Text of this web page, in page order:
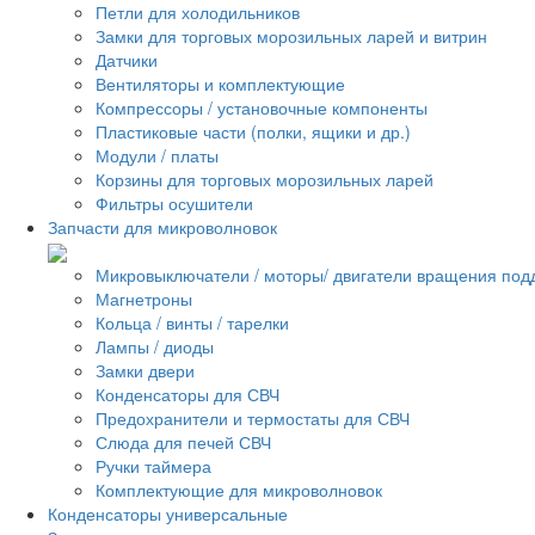
Петли для холодильников
Замки для торговых морозильных ларей и витрин
Датчики
Вентиляторы и комплектующие
Компрессоры / установочные компоненты
Пластиковые части (полки, ящики и др.)
Модули / платы
Корзины для торговых морозильных ларей
Фильтры осушители
Запчасти для микроволновок
Микровыключатели / моторы/ двигатели вращения
Магнетроны
Кольца / винты / тарелки
Лампы / диоды
Замки двери
Конденсаторы для СВЧ
Предохранители и термостаты для СВЧ
Слюда для печей СВЧ
Ручки таймера
Комплектующие для микроволновок
Конденсаторы универсальные